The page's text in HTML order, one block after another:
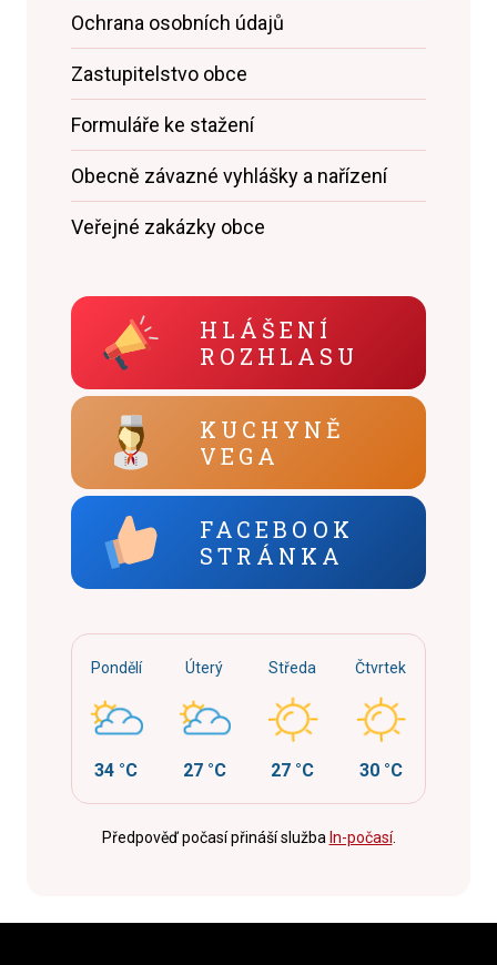
Ochrana osobních údajů
Zastupitelstvo obce
Formuláře ke stažení
Obecně závazné vyhlášky a nařízení
Veřejné zakázky obce
HLÁŠENÍ
ROZHLASU
KUCHYNĚ
VEGA
FACEBOOK
STRÁNKA
Pondělí
34 °C
Úterý
27 °C
Středa
27 °C
Čtvrtek
30 °C
Předpověď počasí přináší služba In-počasí.